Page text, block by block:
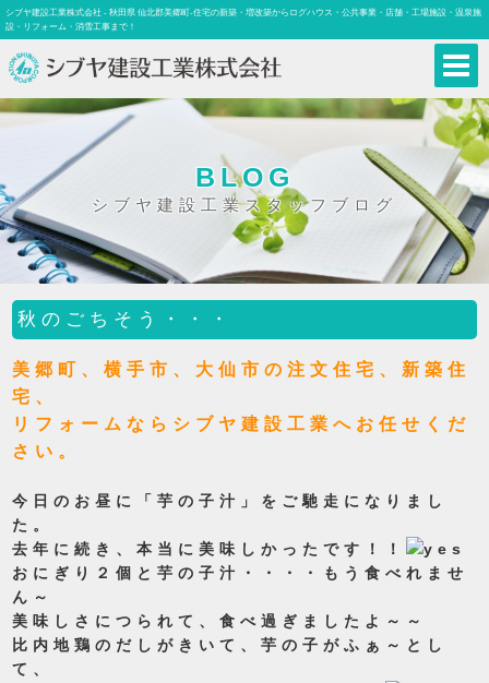
シブヤ建設工業株式会社 - 秋田県 仙北郡美郷町-住宅の新築・増改築からログハウス・公共事業・店舗・工場施設・温泉施
設・リフォーム・消雪工事まで！
BLOG
シブヤ建設工業スタッフブログ
秋のごちそう・・・
美郷町、横手市、大仙市の注文住宅、新築住
宅、
リフォームならシブヤ建設工業へお任せくだ
さい。
今日のお昼に「芋の子汁」をご馳走になりまし
た。
去年に続き、本当に美味しかったです！！
おにぎり２個と芋の子汁・・・・もう食べれませ
ん～
美味しさにつられて、食べ過ぎましたよ～～
比内地鶏のだしがきいて、芋の子がふぁ～とし
て、